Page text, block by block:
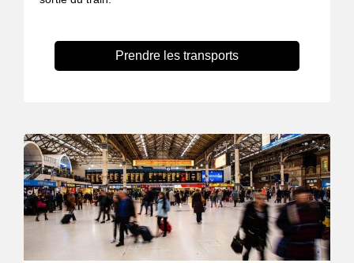
Prendre les transports